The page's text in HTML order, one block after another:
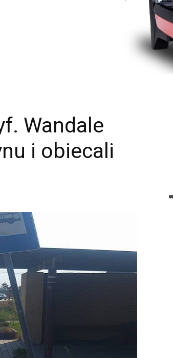
Wandale
i obiecali